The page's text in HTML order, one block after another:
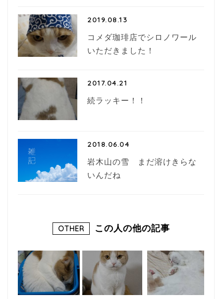
2019.08.13
コメダ珈琲店でシロノワール
いただきました！
2017.04.21
続ラッキー！！
2018.06.04
岩木山の雪 まだ溶けきらな
いんだね
OTHER この人の他の記事